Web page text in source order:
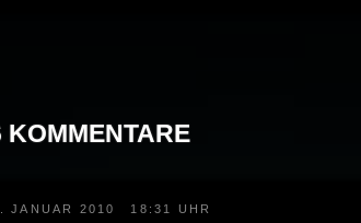
KOMMENTARE
JANUAR 2010 18:31 UHR